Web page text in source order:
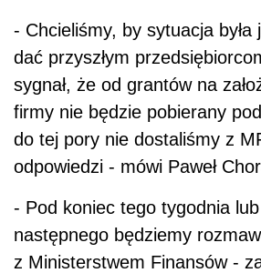
- Chcieliśmy, by sytuacja
dać przyszłym
sygnał, że od grantów na
firmy nie będzie pobierany
do tej pory nie dostaliśmy z
odpowiedzi - mówi Paweł
- Pod koniec tego tygodnia
następnego będziemy
z Ministerstwem Finansów -